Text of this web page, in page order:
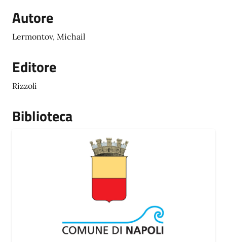
Autore
Lermontov, Michail
Editore
Rizzoli
Biblioteca